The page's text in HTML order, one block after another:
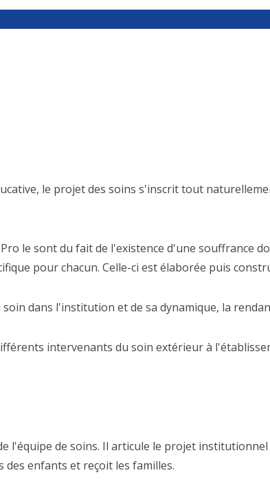
le projet des soins s'inscrit tout
le sont du fait de l'existence d'une souffrance
pour chacun. Celle-ci est élaborée puis
dans l'institution et de sa dynamique, la
intervenants du soin extérieur à
l'équipe de soins. Il articule le projet
enfants et reçoit les familles.